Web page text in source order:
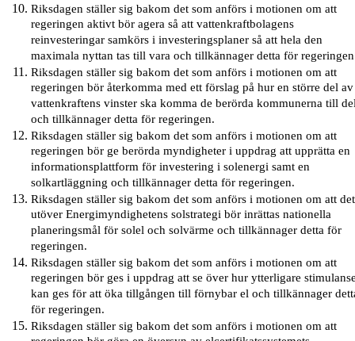
Riksdagen ställer sig bakom det som anförs i motionen om att
regeringen aktivt bör agera så att vattenkraftbolagens
reinvesteringar samkörs i investeringsplaner så att hela den
maximala nyttan tas till vara och tillkännager detta för
Riksdagen ställer sig bakom det som anförs i motionen om att
regeringen bör återkomma med ett förslag på hur en större del av
vattenkraftens vinster ska komma de berörda kommunerna till
och tillkännager detta för regeringen.
Riksdagen ställer sig bakom det som anförs i motionen om att
regeringen bör ge berörda myndigheter i uppdrag att upprätta en
informationsplattform för investering i solenergi samt en
solkartläggning och tillkännager detta för regeringen.
Riksdagen ställer sig bakom det som anförs i motionen om att det
utöver Energimyndighetens solstrategi bör inrättas nationella
planeringsmål för solel och solvärme och tillkännager detta för
regeringen.
Riksdagen ställer sig bakom det som anförs i motionen om att
regeringen bör ges i uppdrag att se över hur ytterligare
kan ges för att öka tillgången till förnybar el och tillkännager
för regeringen.
Riksdagen ställer sig bakom det som anförs i motionen om att